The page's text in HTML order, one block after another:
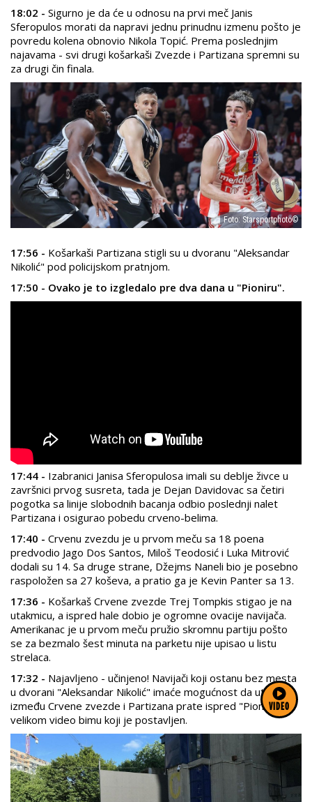
VIDEO
18:02 - Sigurno je da će u odnosu na prvi meč Janis
Sferopulos morati da napravi jednu prinudnu izmenu pošto je
povredu kolena obnovio Nikola Topić. Prema poslednjim
najavama - svi drugi košarkaši Zvezde i Partizana spremni su
za drugi čin finala.
Foto: Starsportphoto©
17:56 - Košarkaši Partizana stigli su u dvoranu "Aleksandar
Nikolić" pod policijskom pratnjom.
17:50 - Ovako je to izgledalo pre dva dana u "Pioniru".
17:44 - Izabranici Janisa Sferopulosa imali su deblje živce u
završnici prvog susreta, tada je Dejan Davidovac sa četiri
pogotka sa linije slobodnih bacanja odbio poslednji nalet
Partizana i osigurao pobedu crveno-belima.
17:40 - Crvenu zvezdu je u prvom meču sa 18 poena
predvodio Jago Dos Santos, Miloš Teodosić i Luka Mitrović
dodali su 14. Sa druge strane, Džejms Naneli bio je posebno
raspoložen sa 27 koševa, a pratio ga je Kevin Panter sa 13.
17:36 - Košarkaš Crvene zvezde Trej Tompkis stigao je na
utakmicu, a ispred hale dobio je ogromne ovacije navijača.
Amerikanac je u prvom meču pružio skromnu partiju pošto
se za bezmalo šest minuta na parketu nije upisao u listu
strelaca.
17:32 - Najavljeno - učinjeno! Navijači koji ostanu bez mesta
u dvorani "Aleksandar Nikolić" imaće mogućnost da utakmicu
između Crvene zvezde i Partizana prate ispred "Pionira" na
velikom video bimu koji je postavljen.